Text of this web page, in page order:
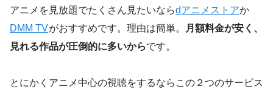
アニメを見放題でたくさん見たいならdアニメストアか
DMM TVがおすすめです。理由は簡単。
月額料金が安く、
見れる作品が圧倒的に多いからです。
とにかくアニメ中心の視聴をするならこの２つのサービス